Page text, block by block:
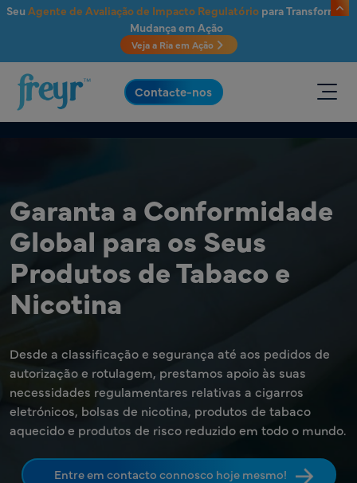
Saltar para o conteúdo principal
Seu Agente de Avaliação de Impacto Regulatóriopara Transformar
Mudança em Ação
Veja a Ria em Ação
.
Contacte-nos
Garanta a Conformidade
Global para os Seus
Produtos de Tabaco e
Nicotina
Desde a classificação e segurança até aos pedidos de
autorização e rotulagem, prestamos apoio às suas
necessidades regulamentares relativas a cigarros
eletrónicos, bolsas de nicotina, produtos de tabaco
aquecido e produtos de risco reduzido em todo o mundo.
Entre em contacto connosco hoje mesmo!